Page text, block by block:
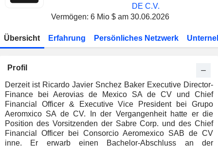
DE C.V.
Vermögen: 6 Mio $ am 30.06.2026
Übersicht Erfahrung Persönliches Netzwerk
Profil
Derzeit ist Ricardo Javier Snchez Baker Executive Director-
Finance bei Aerovias de Mexico SA de CV und Chief
Financial Officer & Executive Vice President bei Grupo
Aeromxico SA de CV. In der Vergangenheit hatte er die
Position des Vorsitzenden der Sabre Corp. und des Chief
Financial Officer bei Consorcio Aeromexico SAB de CV
inne. Er erwarb einen Bachelor-Abschluss an der